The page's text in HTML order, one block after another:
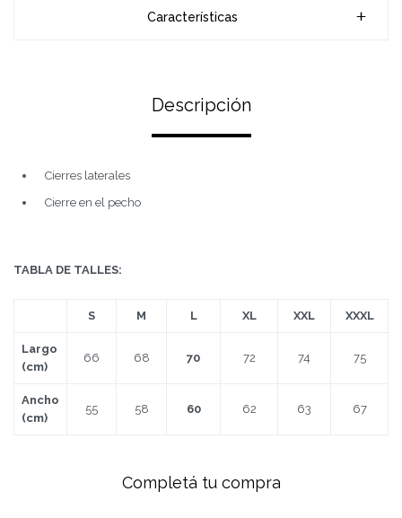
Características
Descripción
Cierres laterales
Cierre en el pecho
TABLA DE TALLES:
S M L XL XXL XXXL
Largo
(cm)
66 68 70 72 74 75
Ancho
(cm)
55 58 60 62 63 67
Completá tu compra